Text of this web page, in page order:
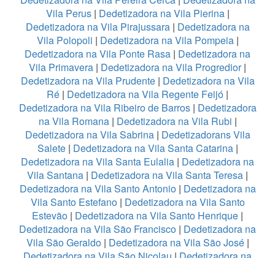
Vila Perus| Dedetizadora na Vila Pierina|
Dedetizadora na Vila Pirajussara| Dedetizadora na
Vila Polopoli | Dedetizadora na Vila Pompeia|
Dedetizadora na Vila Ponte Rasa | Dedetizadora na
Vila Primavera | Dedetizadora na Vila Progredior|
Dedetizadora na Vila Prudente| Dedetizadora na Vila
Ré | Dedetizadora na Vila Regente Feijó |
Dedetizadora na Vila Ribeiro de Barros| Dedetizadora
na Vila Romana| Dedetizadora na Vila Rubi |
Dedetizadora na Vila Sabrina| Dedetizadorans Vila
Salete| Dedetizadora na Vila Santa Catarina|
Dedetizadora na Vila Santa Eulalia | Dedetizadora na
Vila Santana | Dedetizadora na Vila Santa Teresa |
Dedetizadora na Vila Santo Antonio| Dedetizadora na
Vila Santo Estefano| Dedetizadora na Vila Santo
Estevão | Dedetizadora na Vila Santo Henrique |
Dedetizadora na Vila São Francisco | Dedetizadora na
Vila São Geraldo| Dedetizadora na Vila São José|